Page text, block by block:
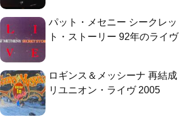
パット・メセニー シークレッ
ト・ストーリー 92年のライヴ
ロギンス＆メッシーナ 再結成
リユニオン・ライヴ 2005